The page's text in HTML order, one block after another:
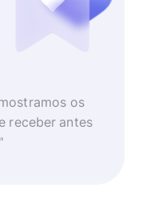
os
receber antes